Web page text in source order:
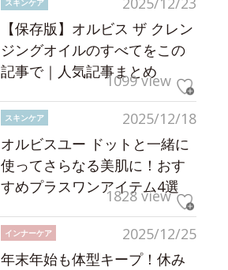
スキンケア
【保存版】オルビス ザ クレン
ジングオイルのすべてをこの
記事で｜人気記事まとめ
1099 view
2025/12/18
スキンケア
オルビスユー ドットと一緒に
使ってさらなる美肌に！おす
すめプラスワンアイテム4選
1828 view
2025/12/25
インナーケア
年末年始も体型キープ！休み